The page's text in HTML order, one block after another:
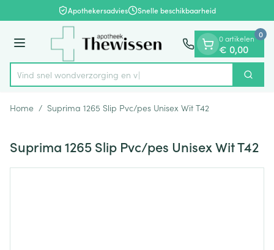
Ga naar de inhoudApothekersadvies Snelle beschikbaarheid
Menu
Product, merk, categorie...
Vind snel wondverzorg Zoek
0 artikelen
€ 0,00
0
Home / Suprima 1265 Slip Pvc/pes Unisex Wit T42
Suprima 1265 Slip Pvc/pes Unisex Wit T42